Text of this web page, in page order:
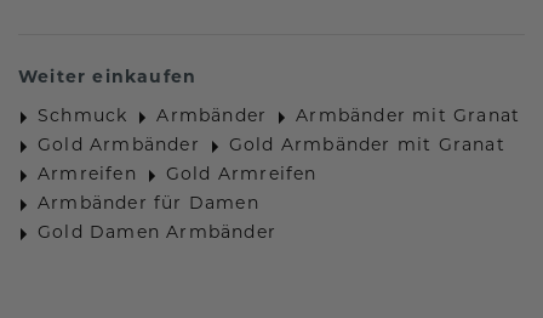
Weiter einkaufen
Schmuck Armbänder
Armbänder mit Granat
Gold Armbänder
Gold Armbänder mit Granat
Armreifen
Gold Armreifen
Armbänder für Damen
Gold Damen Armbänder